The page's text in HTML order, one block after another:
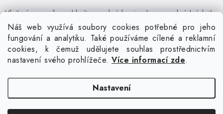
Náš web využívá soubory cookies potřebné pro jeho
fungování a analytiku. Také používáme cílené a reklamní
cookies, k čemuž udělujete souhlas prostřednictvím
nastavení svého prohlížeče. Více informací zde.
Nastavení
Vložením e-mailu souhlasíte spodmínkami ochrany osobních údajů
Facebook Kontakt Jak nakupovat
Poptávka potisku textilu
Akce a slevy GDPR + cookies Obchodní podmínky
Doprava
Copyright 2026Colordot.cz. Všechna práva vyhrazena.Upravit nastavení